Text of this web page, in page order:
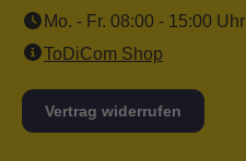
Mo. - Fr. 08:00 - 15:00 Uhr
ToDiCom Shop
Vertrag widerrufen